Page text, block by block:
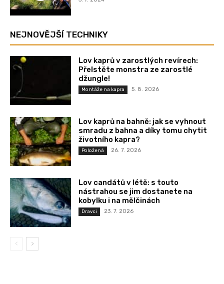
NEJNOVĚJŠÍ TECHNIKY
Lov kaprů v zarostlých revírech:
Přelstěte monstra ze zarostlé
džungle!
Montáže na kapra 5. 8. 2026
Lov kaprů na bahně: jak se vyhnout
smradu z bahna a díky tomu chytit
životního kapra?
Položená 26. 7. 2026
Lov candátů v létě: s touto
nástrahou se jim dostanete na
kobylku i na mělčinách
Dravci 23. 7. 2026